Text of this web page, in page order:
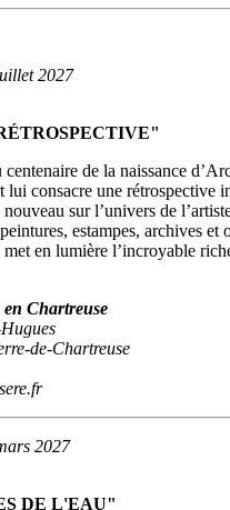
2027
de la naissance
lui consacre une rétrospective
sur l’univers de
estampes, archives et
en lumière l’incroyable
en Chartreuse
de-Chartreuse
2027
DE L'EAU"